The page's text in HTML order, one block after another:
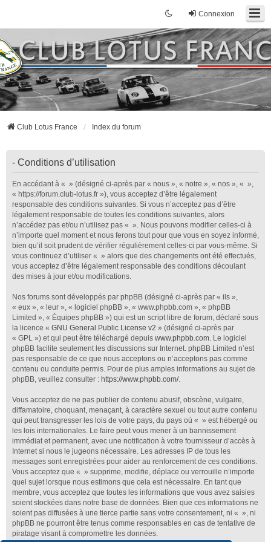
Connexion
Club Lotus France Index du forum
- Conditions d’utilisation
En accédant à « » (désigné ci-après par « nous », « notre », « nos », « »,
« https://forum.club-lotus.fr »), vous acceptez d’être légalement
responsable des conditions suivantes. Si vous n’acceptez pas d’être
légalement responsable de toutes les conditions suivantes, alors
n’accédez pas et/ou n’utilisez pas « ». Nous pouvons modifier celles-ci à
n’importe quel moment et nous ferons tout pour que vous en soyez informé,
bien qu’il soit prudent de vérifier régulièrement celles-ci par vous-même. Si
vous continuez d’utiliser « » alors que des changements ont été effectués,
vous acceptez d’être légalement responsable des conditions découlant
des mises à jour et/ou modifications.
Nos forums sont développés par phpBB (désigné ci-après par « ils »,
« eux », « leur », « logiciel phpBB », « www.phpbb.com », « phpBB
Limited », « Équipes phpBB ») qui est un script libre de forum, déclaré sous
la licence « GNU General Public License v2 » (désigné ci-après par
« GPL ») et qui peut être téléchargé depuis www.phpbb.com. Le logiciel
phpBB facilite seulement les discussions sur Internet. phpBB Limited n’est
pas responsable de ce que nous acceptons ou n’acceptons pas comme
contenu ou conduite permis. Pour de plus amples informations au sujet de
phpBB, veuillez consulter : https://www.phpbb.com/.
Vous acceptez de ne pas publier de contenu abusif, obscène, vulgaire,
diffamatoire, choquant, menaçant, à caractère sexuel ou tout autre contenu
qui peut transgresser les lois de votre pays, du pays où « » est hébergé ou
les lois internationales. Le faire peut vous mener à un bannissement
immédiat et permanent, avec une notification à votre fournisseur d’accès à
Internet si nous le jugeons nécessaire. Les adresses IP de tous les
messages sont enregistrées pour aider au renforcement de ces conditions.
Vous acceptez que « » supprime, modifie, déplace ou verrouille n’importe
quel sujet lorsque nous estimons que cela est nécessaire. En tant que
membre, vous acceptez que toutes les informations que vous avez saisies
soient stockées dans notre base de données. Bien que ces informations ne
soient pas diffusées à une tierce partie sans votre consentement, ni « », ni
phpBB ne pourront être tenus comme responsables en cas de tentative de
piratage visant à compromettre les données.